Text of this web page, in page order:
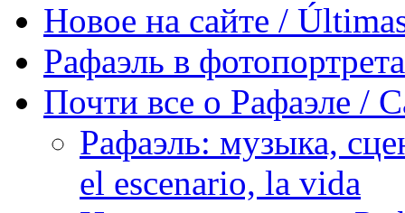
Новое на сайте /
Рафаэль в
Почти все о Рафаэле /
Рафаэль: музыка,
el escenario, la vida